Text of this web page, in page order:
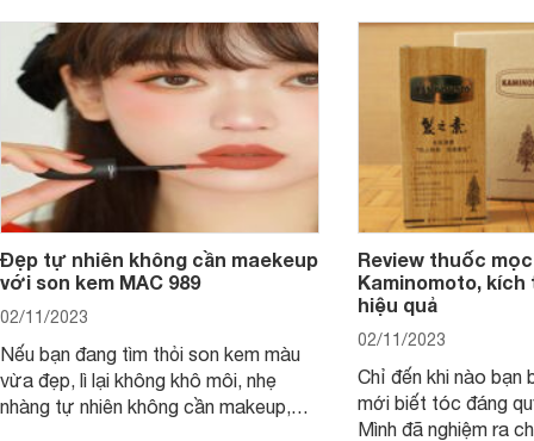
Đẹp tự nhiên không cần maekeup
với son kem MAC 989
02/11/2023
Nếu bạn đang tìm thỏi son kem màu
vừa đẹp, lì lại không khô môi, nhẹ
nhàng tự nhiên không cần makeup,
Review thuốc
Kaminomoto,
hiệu quả
02/11/2023
Chỉ đến khi nào bạn
mới biết tóc đáng
Mình đã nghiệm ra